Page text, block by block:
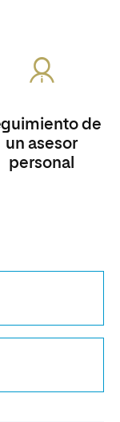
de
un asesor
personal